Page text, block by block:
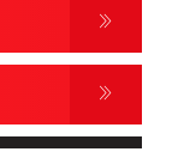
,
,